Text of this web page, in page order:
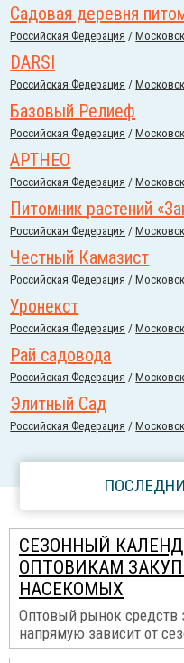
Садовая деревня
Российcкая Федерация /
DARSI
Российcкая Федерация /
Базовый Релиеф
Российcкая Федерация /
АРТНЕО
Российcкая Федерация /
Питомник растений
Российcкая Федерация /
Честный Камазист
Российcкая Федерация /
Уронекст
Российcкая Федерация /
Рай садовода
Российcкая Федерация /
Элитный Сад
Российcкая Федерация /
СЕЗОННЫЙ
ОПТОВИКАМ
НАСЕКОМЫХ
Оптовый рынок
напрямую зависит от